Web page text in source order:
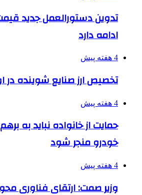
تدوین دستورالعمل جدید
ادامه دارد
4 هفته پیش
تخصیص ارز صنایع شوینده در
4 هفته پیش
حمایت از خانواده نباید به
خودرو منجر شود
4 هفته پیش
وزیر صمت: ارتقای فناوری